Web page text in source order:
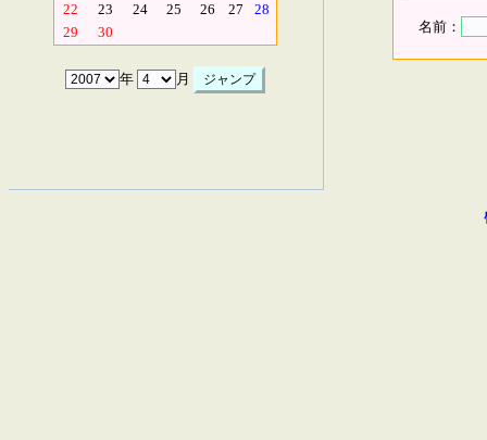
22
23 24 25 26 27
28
29
30
年 月
名前：